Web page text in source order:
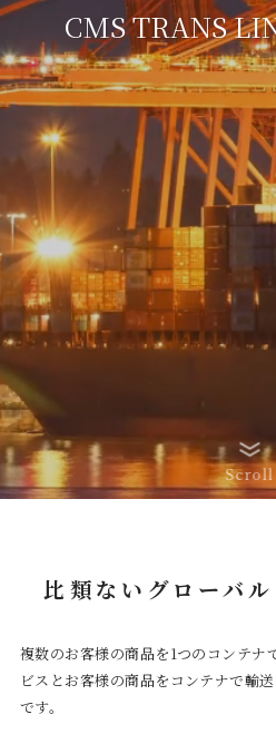
CMS TRANS
Scroll
比類ないグローバ
複数のお客様の商品を1つのコンテナ
ビスとお客様の商品をコンテナで輸
です。